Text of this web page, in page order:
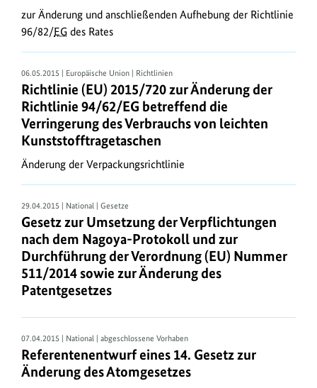
i
t
e
n
Gesetze
im
Internet
Die
hier
abrufbaren
Gesetzestexte
sind
nicht
die
Diese
finden
Sie
zur Änderung und anschließenden Aufhebung der Richtlinie
96/82/EG des Rates
06.05.2015 | Europäische Union | Richtlinien
Richtlinie (EU) 2015/720 zur Änderung der
Richtlinie 94/62/EG betreffend die
Verringerung des Verbrauchs von leichten
Kunststofftragetaschen
Änderung der Verpackungsrichtlinie
29.04.2015 | National | Gesetze
Gesetz zur Umsetzung der Verpflichtungen
nach dem Nagoya-Protokoll und zur
Durchführung der Verordnung (EU) Nummer
511/2014 sowie zur Änderung des
Patentgesetzes
07.04.2015 | National | abgeschlossene Vorhaben
Referentenentwurf eines 14. Gesetz zur
Änderung des Atomgesetzes